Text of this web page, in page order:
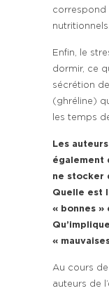
correspond
nutritionnels.
Enfin, le
dormir, ce
sécrétion
(ghréline)
les temps
Les
également
ne stocker
Quelle est
« bonnes »
«
Au cours
auteurs de